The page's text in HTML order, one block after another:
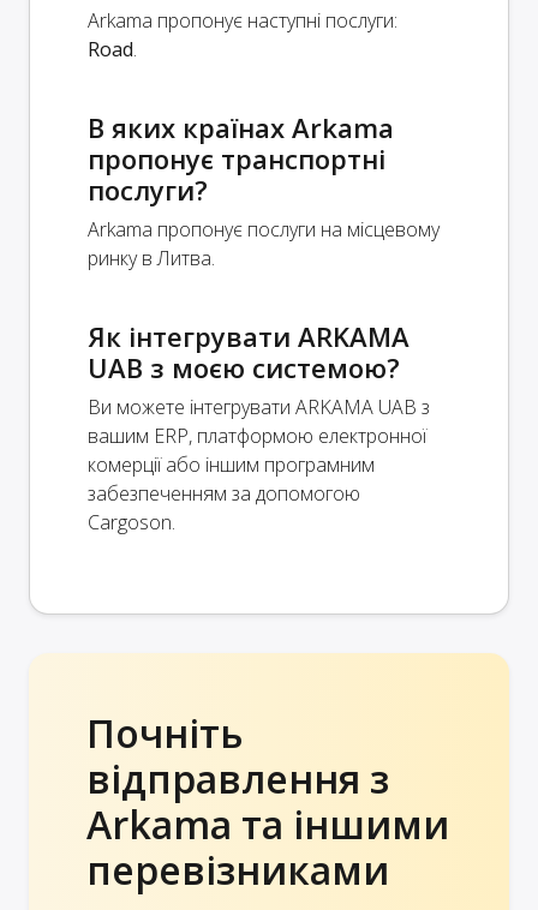
Arkama пропонує наступні послуги:
Road.
В яких країнах Arkama
пропонує транспортні
послуги?
Arkama пропонує послуги на місцевому
ринку в Литва.
Як інтегрувати ARKAMA
UAB з моєю системою?
Ви можете інтегрувати ARKAMA UAB з
вашим ERP, платформою електронної
комерції або іншим програмним
забезпеченням за допомогою
Cargoson.
Почніть
відправлення з
Arkama та іншими
перевізниками